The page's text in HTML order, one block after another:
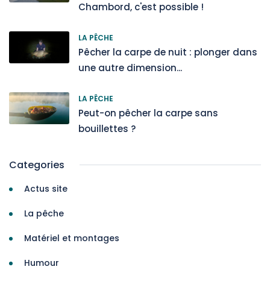
Chambord, c'est possible !
LA PÊCHE
Pêcher la carpe de nuit : plonger dans
une autre dimension...
LA PÊCHE
Peut-on pêcher la carpe sans
bouillettes ?
Categories
Actus site
La pêche
Matériel et montages
Humour